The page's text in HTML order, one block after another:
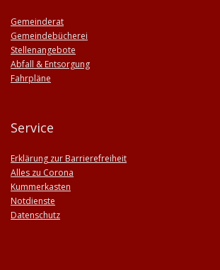
Gemeinderat
Gemeindebücherei
Stellenangebote
Abfall & Entsorgung
Fahrpläne
Service
Erklärung zur Barrierefreiheit
Alles zu Corona
Kummerkasten
Notdienste
Datenschutz